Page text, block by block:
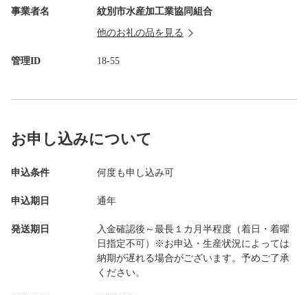
事業者名 紋別市水産加工業協同組合
他のお礼の品を見る
管理ID 18-55
お申し込みについて
申込条件 何度も申し込み可
申込期日 通年
発送期日
入金確認後～最長１カ月半程度（着日・着曜
日指定不可）※お申込・生産状況によっては
納期が遅れる場合がございます。予めご了承
ください。